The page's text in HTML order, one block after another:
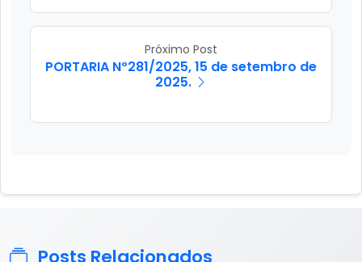
Próximo Post
PORTARIA Nº281/2025, 15 de setembro de
2025.
Posts Relacionados